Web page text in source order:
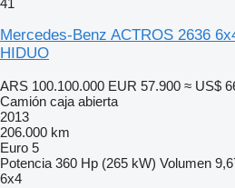
41
Mercedes-Benz ACTROS 2636
HIDUO
ARS 100.100.000 EUR 57.900 ≈ US$
Camión caja abierta
2013
206.000 km
Euro 5
Potencia 360 Hp (265 kW) Volumen
6x4